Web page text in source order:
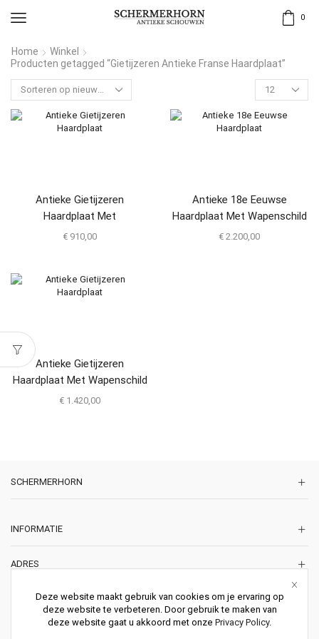
0
Home
Winkel
Producten getagged “Gietijzeren Antieke Franse Haardplaat”
Antieke Gietijzeren
Haardplaat Met
Bloemenvaas
€ 910,00
Antieke 18e Eeuwse
Haardplaat Met Wapenschild
€ 2.200,00
Antieke Gietijzeren
Haardplaat Met Wapenschild
Uit 1603
€ 1.420,00
SCHERMERHORN
INFORMATIE
ADRES
2011 ZD HAARLEM
Nederland
Deze website maakt gebruik van cookies om je ervaring op
deze website te verbeteren. Door gebruik te maken van
deze website gaat u akkoord met onze Privacy Policy.